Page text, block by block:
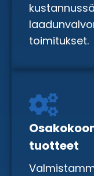
toimitukset.
tuotteet